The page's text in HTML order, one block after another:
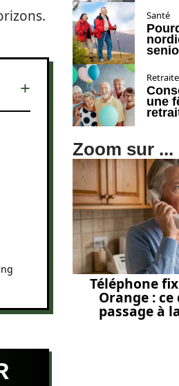
Santé
Retraite
une
Zoom sur ...
Téléphone
Orange :
passage à